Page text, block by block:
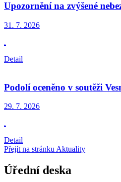
Upozornění na zvýšené
31. 7. 2026
.
Detail
Podolí oceněno v soutěži
29. 7. 2026
.
Detail
Přejít na stránku Aktuality
Úřední deska